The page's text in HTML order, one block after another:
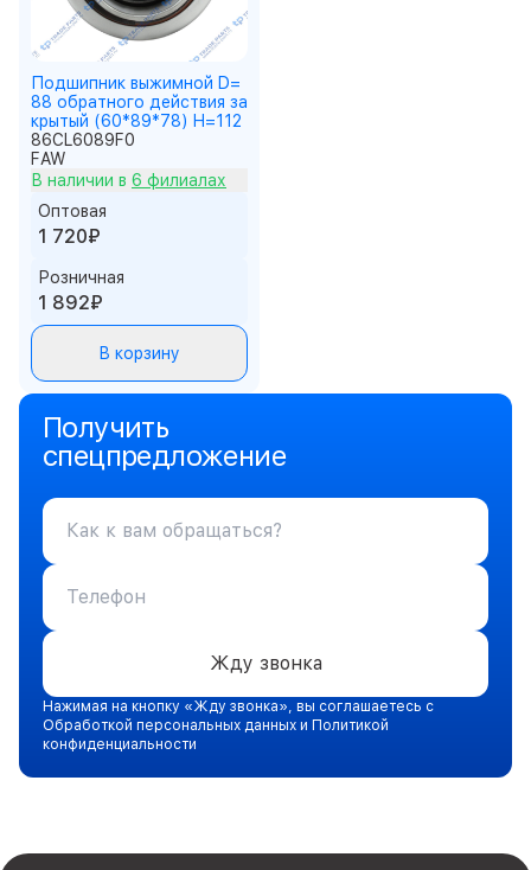
Подшипник выжимной D=
88 обратного действия за
крытый (60*89*78) H=112
86CL6089F0
FAW
В наличии в 6 филиалах
Оптовая
1 720₽
Розничная
1 892₽
В корзину
Получить
спецпредложение
Жду звонка
Нажимая на кнопку «Жду звонка», вы соглашаетесь с
Обработкой персональных данных и Политикой
конфиденциальности